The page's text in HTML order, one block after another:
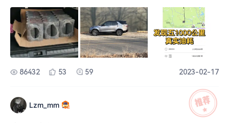
还是太老气唯一能吹的就是安全性了，路虎也不差
好吧。 保时捷卡宴加钱能买 各种选装要加钱 算下来
性价比不高 青蛙眼大灯媳妇不喜欢 放弃！ 奔驰GLE
减震太硬 手柄档不习惯，放弃！，BBA没选的另一
个原因是感觉有点烂大街了，本人和媳妇都是90后
不喜欢太从众的车。 这里提一嘴，自己的梦想车 路
整一辆。所以现在买都是二手车，最新也是16年7.8
年的老车了，以前也开过，内饰和电子件和现在新
款比差不多了，价格也不便宜！但是中间有段时间
别的车型我也不太懂 3.几十万的车 钥匙竟然只给我
一把半。4s的解释是厂家缺芯片，那一把要等半
年，坑爹。 4.简配 简配还是简配！缺芯片就算了，
后排把手都简配！ 5.售后保养贵 首保要我2500，后
面小保养一次1800，我拿自己原厂材料800搞定。
6.市场改装配件少，大家有什么好改装项目方案可以
86432 53 59 2023-02-17
Lzm_mm